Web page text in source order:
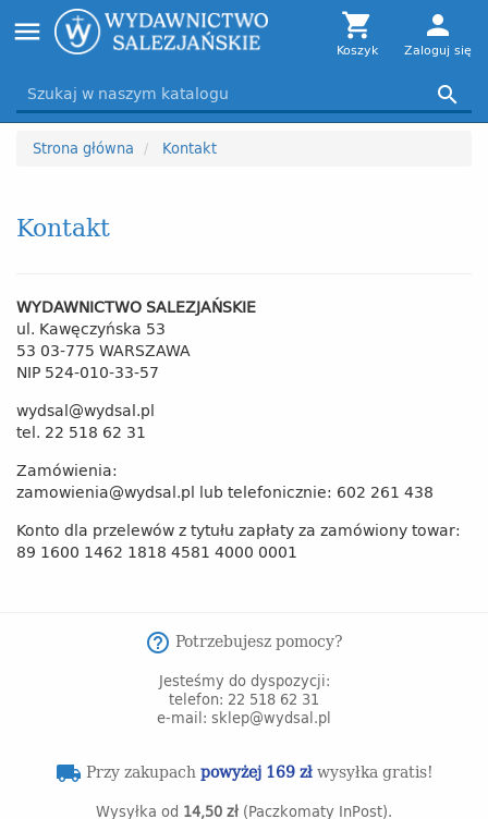
navigation
menu 
Koszyk
person
Zaloguj się

Strona główna Kontakt
Kontakt
WYDAWNICTWO SALEZJAŃSKIE
ul. Kawęczyńska 53
53 03-775 WARSZAWA
NIP 524-010-33-57
wydsal@wydsal.pl
tel. 22 518 62 31
Zamówienia:
zamowienia@wydsal.pl lub telefonicznie: 602 261 438
Konto dla przelewów z tytułu zapłaty za zamówiony towar:
89 1600 1462 1818 4581 4000 0001
help_outline Potrzebujesz pomocy?
Jesteśmy do dyspozycji:
telefon: 22 518 62 31
e-mail: sklep@wydsal.pl
local_shipping Przy zakupachpowyżej 169 złwysyłka gratis!
Wysyłka od 14,50 zł (Paczkomaty InPost).